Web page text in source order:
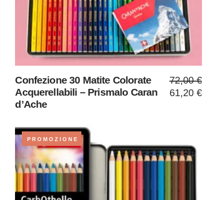
Confezione 30 Matite Colorate
Acquerellabili – Prismalo Caran
d’Ache
72,00€
Il
prezzo
61,20 €
Il
prezzo
attuale
PROMOZIONE